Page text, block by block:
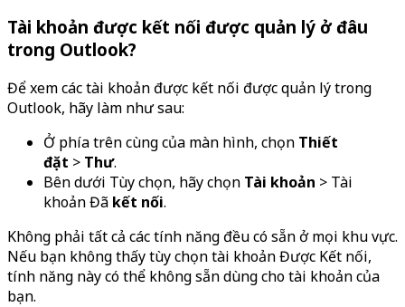
Tài khoản được kết nối được quản lý ở đâu
trong Outlook?
Để xem các tài khoản được kết nối được quản lý trong
Outlook, hãy làm như sau:
Ở phía trên cùng của màn hình, chọn Thiết
đặt > Thư.
Bên dưới Tùy chọn, hãy chọn Tài khoản > Tài
khoản Đã kết nối.
Không phải tất cả các tính năng đều có sẵn ở mọi khu vực.
Nếu bạn không thấy tùy chọn tài khoản Được Kết nối,
tính năng này có thể không sẵn dùng cho tài khoản của
bạn.